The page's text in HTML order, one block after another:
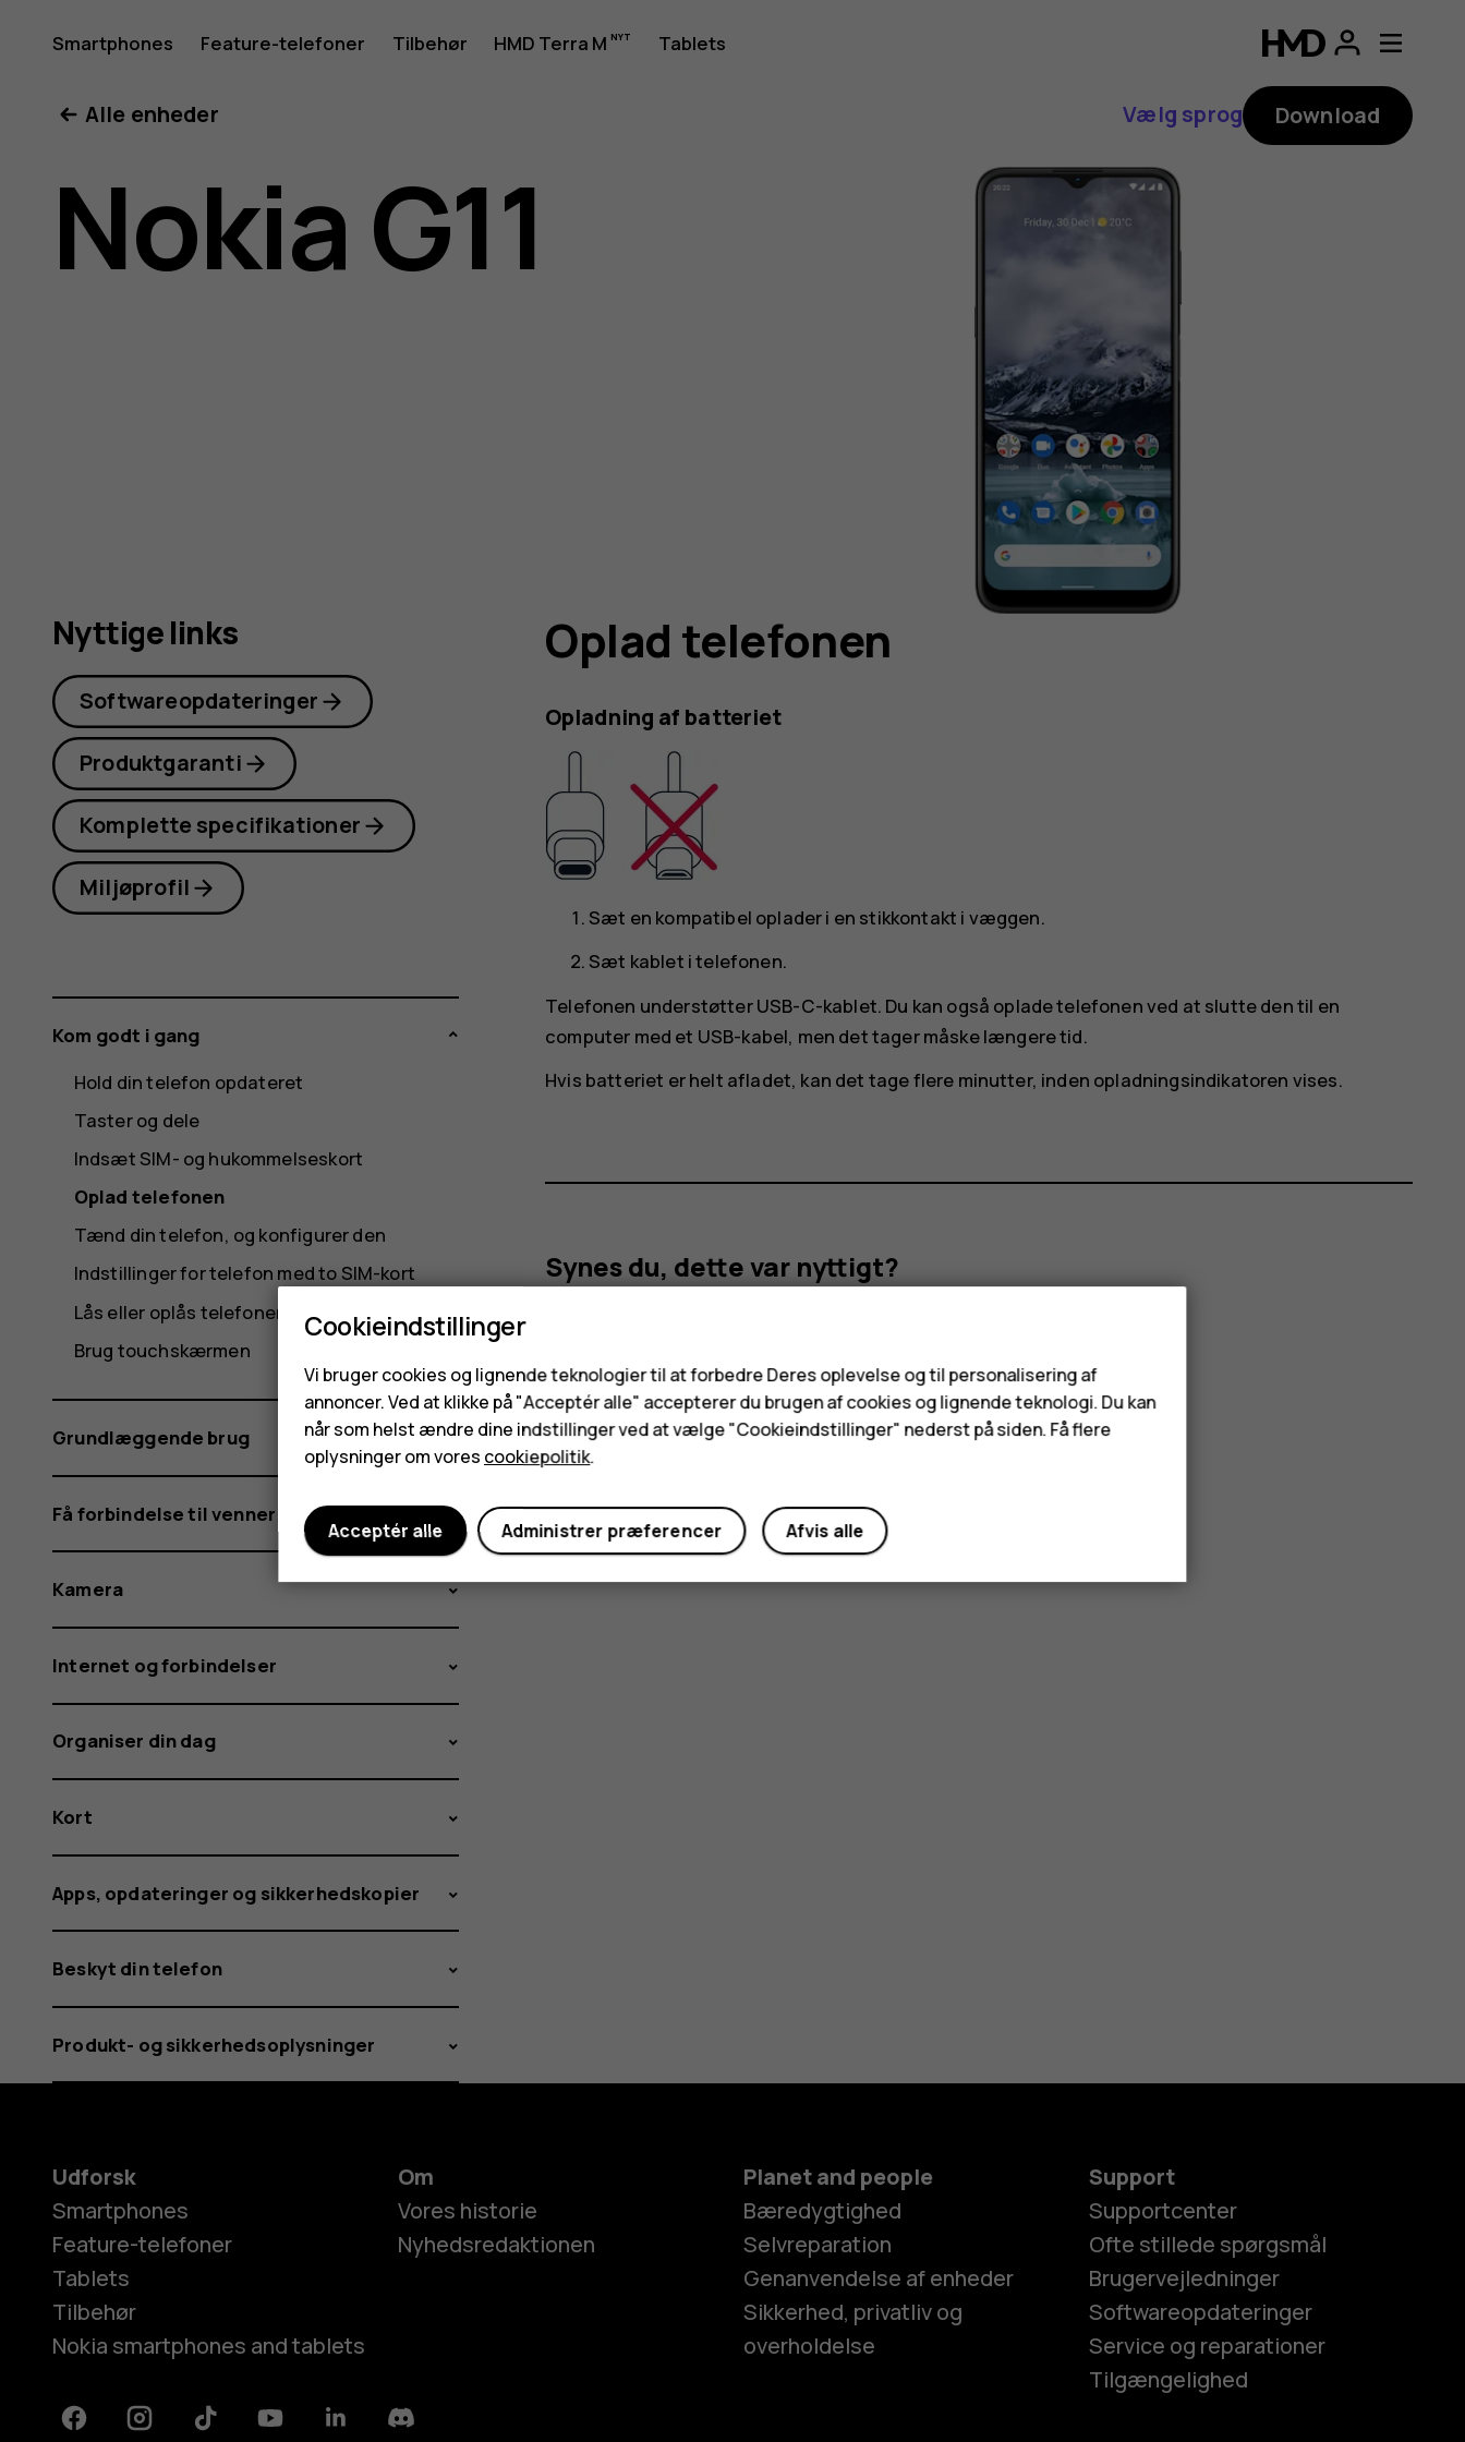
Brugervejledning
til
Nokia
Smartphones Feature-telefoner Tilbehør HMD Terra M Tablets
Alle enheder
Vælg sprog Download
Nokia G11
Oplad telefonen
Opladning af batteriet
Sæt en kompatibel oplader i en stikkontakt i væggen.
Sæt kablet i telefonen.
Telefonen understøtter USB-C-kablet. Du kan også oplade telefonen ved at slutte den til en
computer med et USB-kabel, men det tager måske længere tid.
Hvis batteriet er helt afladet, kan det tage flere minutter, inden opladningsindikatoren vises.
Synes du, dette var nyttigt?
Nyttige links
Softwareopdateringer
Produktgaranti
Komplette specifikationer
Miljøprofil
Kom godt i gang
Hold din telefon opdateret
Taster og dele
Indsæt SIM- og hukommelseskort
Oplad telefonen
Tænd din telefon, og konfigurer den
Indstillinger for telefon med to SIM-kort
Lås eller oplås telefonen
Brug touchskærmen
Grundlæggende brug
Få forbindelse til venner og familie
Kamera
Internet og forbindelser
Organiser din dag
Kort
Apps, opdateringer og sikkerhedskopier
Beskyt din telefon
Produkt- og sikkerhedsoplysninger
Udforsk
Smartphones
Feature-telefoner
Tablets
Tilbehør
Nokia smartphones and tablets
Om
Vores historie
Nyhedsredaktionen
Planet and people
Bæredygtighed
Selvreparation
Genanvendelse af enheder
Sikkerhed, privatliv og
overholdelse
Support
Supportcenter
Ofte stillede spørgsmål
Brugervejledninger
Softwareopdateringer
Service og reparationer
Tilgængelighed
FacebookInstagramTiktok YoutubeLinkedinDiscord
Cookieindstillinger
Vi bruger cookies og lignende teknologier til at forbedre Deres oplevelse og til personalisering af
annoncer. Ved at klikke på "Acceptér alle" accepterer du brugen af cookies og lignende teknologi. Du kan
når som helst ændre dine indstillinger ved at vælge "Cookieindstillinger" nederst på siden. Få flere
oplysninger om vores cookiepolitik.
Afvis alle
Administrer præferencer
Acceptér alle